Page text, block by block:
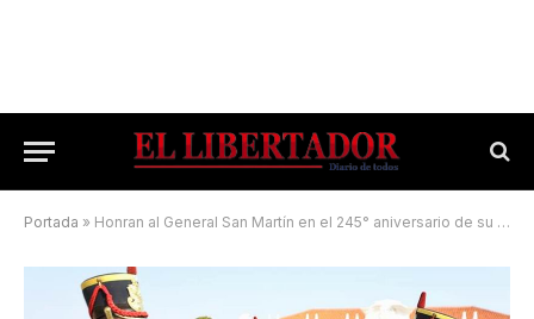
Portada » Honran al General San Martín en el 245° aniversario de su natalicio